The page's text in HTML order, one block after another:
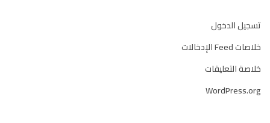
تسجيل الدخول
خلاصات Feed الإدخالات
خلاصة التعليقات
WordPress.org